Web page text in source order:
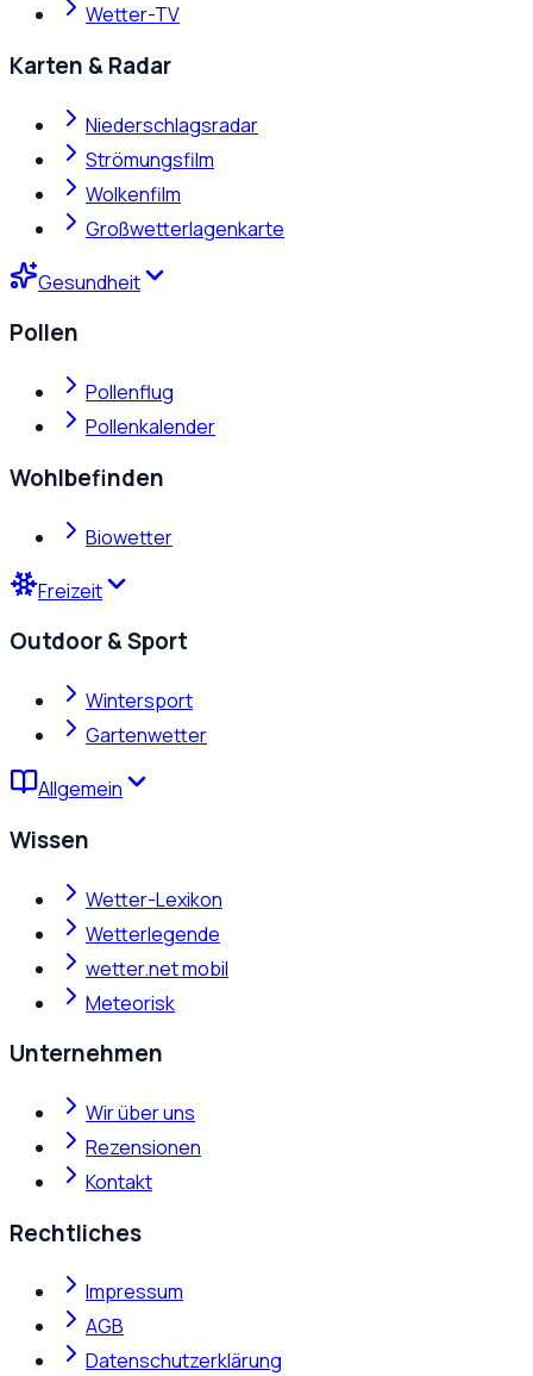
Wetter-TV
Karten & Radar
Niederschlagsradar
Strömungsfilm
Wolkenfilm
Großwetterlagenkarte
Gesundheit
Pollen
Pollenflug
Pollenkalender
Wohlbefinden
Biowetter
Freizeit
Outdoor & Sport
Wintersport
Gartenwetter
Allgemein
Wissen
Wetter-Lexikon
Wetterlegende
wetter.net mobil
Meteorisk
Unternehmen
Wir über uns
Rezensionen
Kontakt
Rechtliches
Impressum
AGB
Datenschutzerklärung